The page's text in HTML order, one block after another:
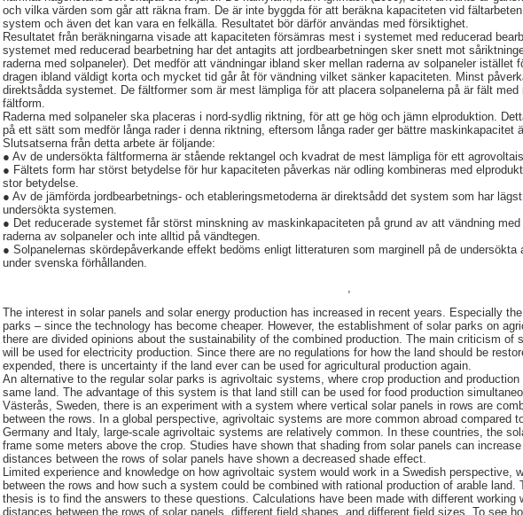
och vilka värden som går att räkna fram. De är inte byggda för att beräkna kapaciteten vid
system och även det kan vara en felkälla. Resultatet bör därför användas med försiktighet.
Resultatet från beräkningarna visade att kapaciteten försämras mest i systemet med reducerad
systemet med reducerad bearbetning har det antagits att jordbearbetningen sker snett mot
raderna med solpaneler). Det medför att vändningar ibland sker mellan raderna av solpaneler istället
dragen ibland väldigt korta och mycket tid går åt för vändning vilket sänker kapaciteten. Minst
direktsådda systemet. De fältformer som är mest lämpliga för att placera solpanelerna på är fält
fältform.
Raderna med solpaneler ska placeras i nord-sydlig riktning, för att ge hög och jämn elproduktion.
på ett sätt som medför långa rader i denna riktning, eftersom långa rader ger bättre maskinkapacitet
Slutsatserna från detta arbete är följande:
● Av de undersökta fältformerna är stående rektangel och kvadrat de mest lämpliga för ett
● Fältets form har störst betydelse för hur kapaciteten påverkas när odling kombineras med
stor betydelse.
● Av de jämförda jordbearbetnings- och etableringsmetoderna är direktsådd det system som har
undersökta systemen.
● Det reducerade systemet får störst minskning av maskinkapaciteten på grund av att vändning
raderna av solpaneler och inte alltid på vändtegen.
● Solpanelernas skördepåverkande effekt bedöms enligt litteraturen som marginell på de undersökta
under svenska förhållanden.
The interest in solar panels and solar energy production has increased in recent years. Especially
parks – since the technology has become cheaper. However, the establishment of solar parks on
there are divided opinions about the sustainability of the combined production. The main criticism of
will be used for electricity production. Since there are no regulations for how the land should be
expended, there is uncertainty if the land ever can be used for agricultural production again.
An alternative to the regular solar parks is agrivoltaic systems, where crop production and
same land. The advantage of this system is that land still can be used for food production
Västerås, Sweden, there is an experiment with a system where vertical solar panels in rows are
between the rows. In a global perspective, agrivoltaic systems are more common abroad compared
Germany and Italy, large-scale agrivoltaic systems are relatively common. In these countries, the
frame some meters above the crop. Studies have shown that shading from solar panels can
distances between the rows of solar panels have shown a decreased shade effect.
Limited experience and knowledge on how agrivoltaic system would work in a Swedish perspective,
between the rows and how such a system could be combined with rational production of arable land.
thesis is to find the answers to these questions. Calculations have been made with different working
distances between the rows of solar panels, different field shapes, and different field sizes. To see